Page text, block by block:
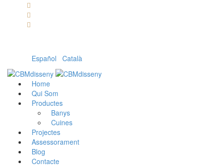
Español Català
Home
Qui Som
Productes
Banys
Cuines
Projectes
Assessorament
Blog
Contacte